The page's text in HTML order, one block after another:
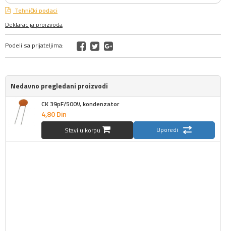
Tehnički podaci
Deklaracija proizvoda
Podeli sa prijateljima:
Nedavno pregledani proizvodi
CK 39pF/500V, kondenzator
4,80Din
Stavi u korpu Uporedi